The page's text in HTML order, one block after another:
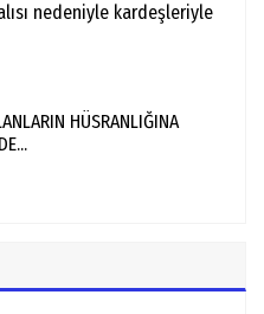
nedeniyle kardeşleriyle
HÜSRANLIĞINA